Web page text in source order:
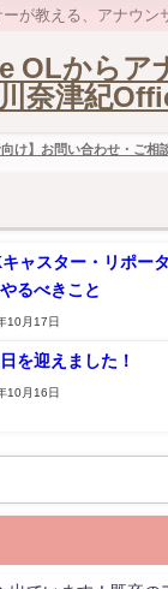
が教える、アナウン
OLからア
奈津紀
向け】お問い合わせ・ご相
キャスター・リポー
るべきこと
10月17日
を迎えました！
10月16日